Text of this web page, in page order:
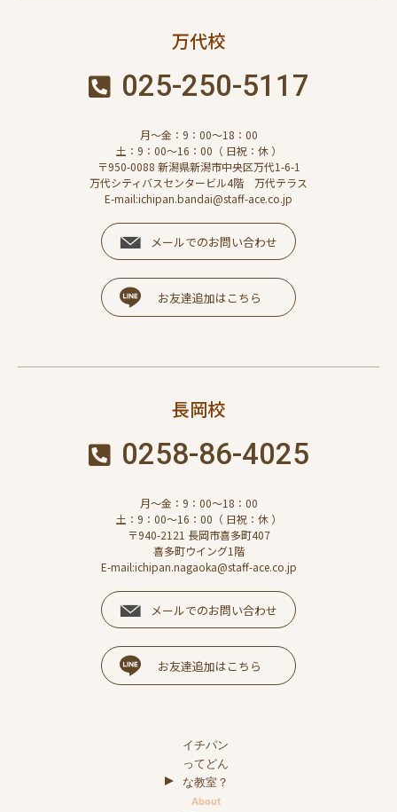
万代校
025-250-5117
月～金：9：00～18：00
土：9：00～16：00（ 日祝：休 ）
〒950-0088 新潟県新潟市中央区万代1-6-1
万代シティバスセンタービル4階 万代テラス
E-mail:ichipan.bandai@staff-ace.co.jp
メールでのお問い合わせ
お友達追加はこちら
長岡校
0258-86-4025
月～金：9：00～18：00
土：9：00～16：00（ 日祝：休 ）
〒940-2121 長岡市喜多町407
喜多町ウイング1階
E-mail:ichipan.nagaoka@staff-ace.co.jp
メールでのお問い合わせ
お友達追加はこちら
イチパン
ってどん
な教室？
About